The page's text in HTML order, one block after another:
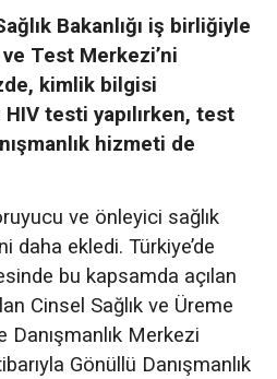
Bakanlığı iş birliğiyle
ve Test Merkezi’ni
kimlik bilgisi
testi yapılırken, test
hizmeti de
ve önleyici sağlık
daha ekledi. Türkiye’de
bu kapsamda açılan
Cinsel Sağlık ve Üreme
Danışmanlık Merkezi
Gönüllü Danışmanlık